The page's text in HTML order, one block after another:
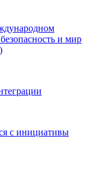
и мир
с инициативы